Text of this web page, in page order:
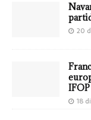
20
IFOP
18